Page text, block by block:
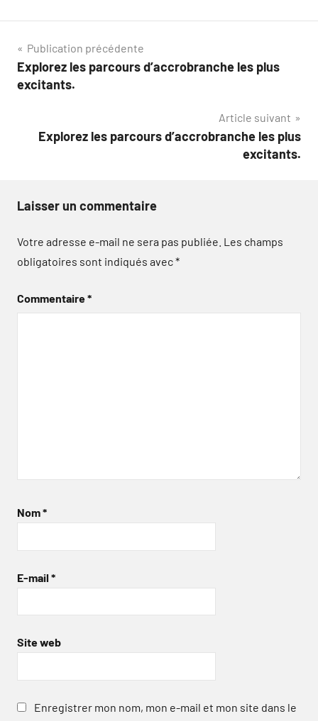
Navigation
de
Publication précédente
Explorez les parcours d’accrobranche les plus
excitants.
Article suivant
Explorez les parcours d’accrobranche les plus
excitants.
Laisser un commentaire
Votre adresse e-mail ne sera pas publiée. Les champs
obligatoires sont indiqués avec*
Commentaire*
Nom*
E-mail *
Site web
Enregistrer mon nom, mon e-mail et mon site dans le